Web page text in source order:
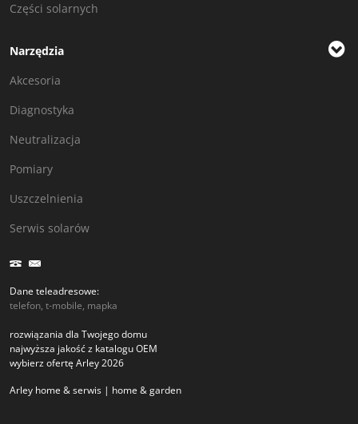
Części solarnych
Narzędzia
Akcesoria
Diagnostyka
Neutralizacja
Pomiary
Uszczelnienia
Serwis solarów
Dane teleadresowe:
telefon, t-mobile, mapka
rozwiązania dla Twojego domu
najwyższa jakość z katalogu OEM
wybierz ofertę Arley 2026
Arley home & serwis | home & garden